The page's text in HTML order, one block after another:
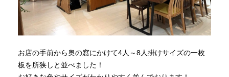
お店の手前から奥の窓にかけて4人～8人掛けサイズの一枚
板を所狭しと並べました！